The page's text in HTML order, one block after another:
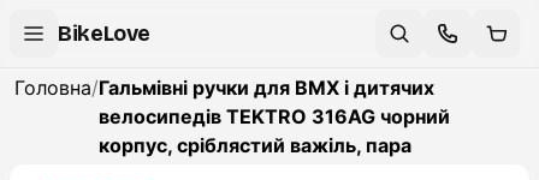
BikeLove
Головна/Гальмівні ручки для BMX і дитячих
велосипедів TEKTRO 316AG чорний
корпус, сріблястий важіль, пара